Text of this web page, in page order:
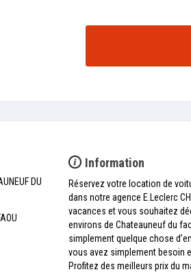
DU
Information
Réservez votre location de
dans notre agence E.Leclerc
vacances et vous souhaitez
environs de Chateauneuf du
simplement quelque chose
vous avez simplement besoin
Profitez des meilleurs prix du